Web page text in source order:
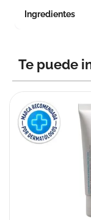
Ingredientes
Te puede